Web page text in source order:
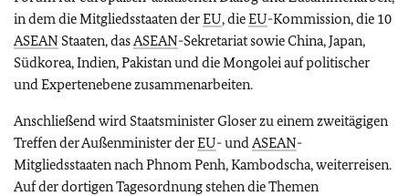
in dem die Mitgliedsstaaten derEU, dieEU-Kommission, die 10
ASEAN Staaten, dasASEAN-Sekretariat sowie China, Japan,
Südkorea, Indien, Pakistan und die Mongolei auf politischer
und Expertenebene zusammenarbeiten.
Anschließend wird Staatsminister Gloser zu einem zweitägigen
Treffen der Außenminister derEU- undASEAN-
Mitgliedsstaaten nach Phnom Penh, Kambodscha, weiterreisen.
Auf der dortigen Tagesordnung stehen die Themen